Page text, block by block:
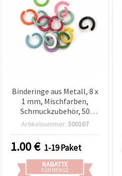
Binderinge aus Metall, 8 x
1 mm, Mischfarben,
Schmuckzubehör, 50
Stück
Artikelnummer: 500167
1.00€ 1-19 Paket
RABATTE
FÜR MENGE